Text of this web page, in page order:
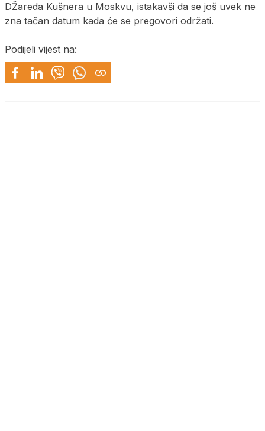
DŽareda Kušnera u Moskvu, istakavši da se još uvek ne
zna tačan datum kada će se pregovori održati.
Podijeli vijest na: